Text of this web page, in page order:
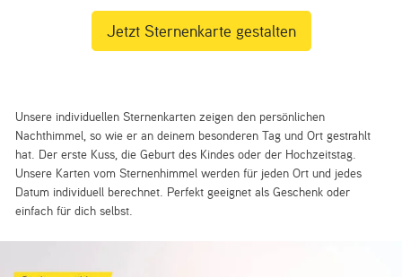
Unsere individuellen Sternenkarten zeigen den persönlichen
Nachthimmel, so wie er an deinem besonderen Tag und Ort gestrahlt
hat. Der erste Kuss, die Geburt des Kindes oder der Hochzeitstag.
Unsere Karten vom Sternenhimmel werden für jeden Ort und jedes
Datum individuell berechnet. Perfekt geeignet als Geschenk oder
einfach für dich selbst.